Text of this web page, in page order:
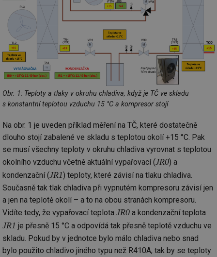
Obr. 1: Teploty a tlaky v okruhu chladiva, když je TČ ve skladu
s konstantní teplotou vzduchu 15 °C a kompresor stojí
Na obr. 1 je uveden příklad měření na TČ, které dostatečně
dlouho stojí zabalené ve skladu s teplotou okolí +15 °C. Pak
se musí všechny teploty v okruhu chladiva vyrovnat s teplotou
okolního vzduchu včetně aktuální vypařovací (JR0) a
kondenzační (JR1) teploty, které závisí na tlaku chladiva.
Současně tak tlak chladiva při vypnutém kompresoru závisí jen
a jen na teplotě okolí – a to na obou stranách kompresoru.
Vidíte tedy, že vypařovací teplota JR0 a kondenzační teplota
JR1 je přesně 15 °C a odpovídá tak přesně teplotě vzduchu ve
skladu. Pokud by v jednotce bylo málo chladiva nebo snad
bylo použito chladivo jiného typu než R410A, tak by se teploty